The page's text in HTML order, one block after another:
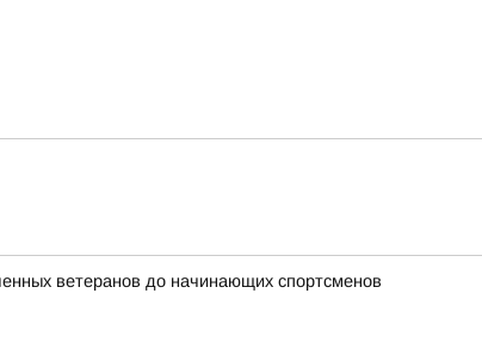
ветеранов до начинающих спортсменов